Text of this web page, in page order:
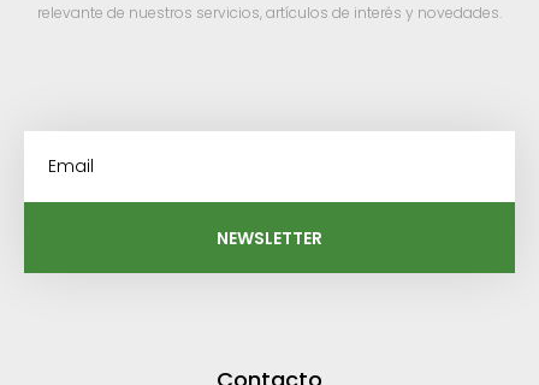
relevante de nuestros servicios, artículos de interés y novedades.
NEWSLETTER